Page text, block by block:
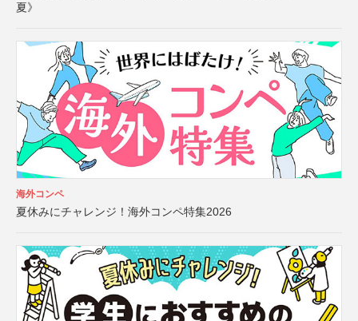
夏》
海外コンペ
夏休みにチャレンジ！海外コンペ特集2026